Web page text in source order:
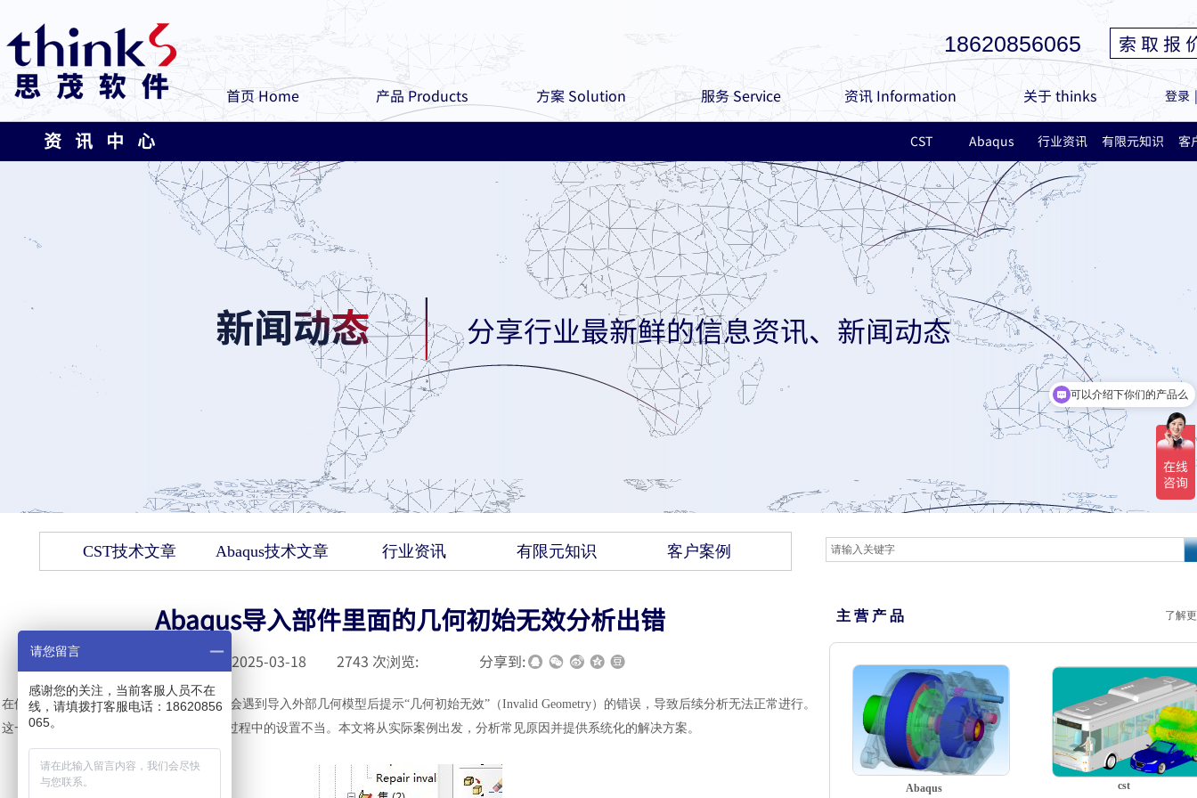
18620856065
登录 |
索 取 报
首页 Home 产品 Products 方案 Solution 服务 Service 资讯 Information 关于 thinks
分享行业最新鲜的信息资讯、新闻动态
资 讯 中 心 CST Abaqus 行业资讯 有限元知识 客
CST技术文章 Abaqus技术文章 行业资讯 有限元知识 客户案例
Abaqus导入部件里面的几何初始无效分析出错
2025-03-18 2743 次浏览: 分享到:
在使用Abaqus进行有限元分析时，用户常会遇到导入外部几何模型后提示“几何初始无效”（Invalid Geometry）的错误，导致后续分析无法正常进行。
这一问题通常源于模型本身的缺陷或导入过程中的设置不当。本文将从实际案例出发，分析常见原因并提供系统化的解决方案。
主 营 产 品 了解
cst
Abaqus
可以介绍下你们的产品么
请您留言
感谢您的关注，当前客服人员不在
线，请填拨打客服电话：18620856
065。